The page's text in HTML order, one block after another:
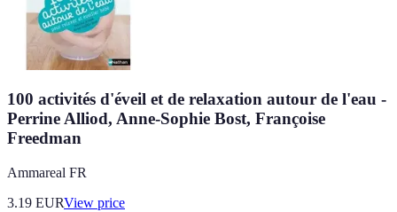
100 activités d'éveil et de relaxation autour de l'eau -
Perrine Alliod, Anne-Sophie Bost, Françoise
Freedman
Ammareal FR
3.19 EURView price